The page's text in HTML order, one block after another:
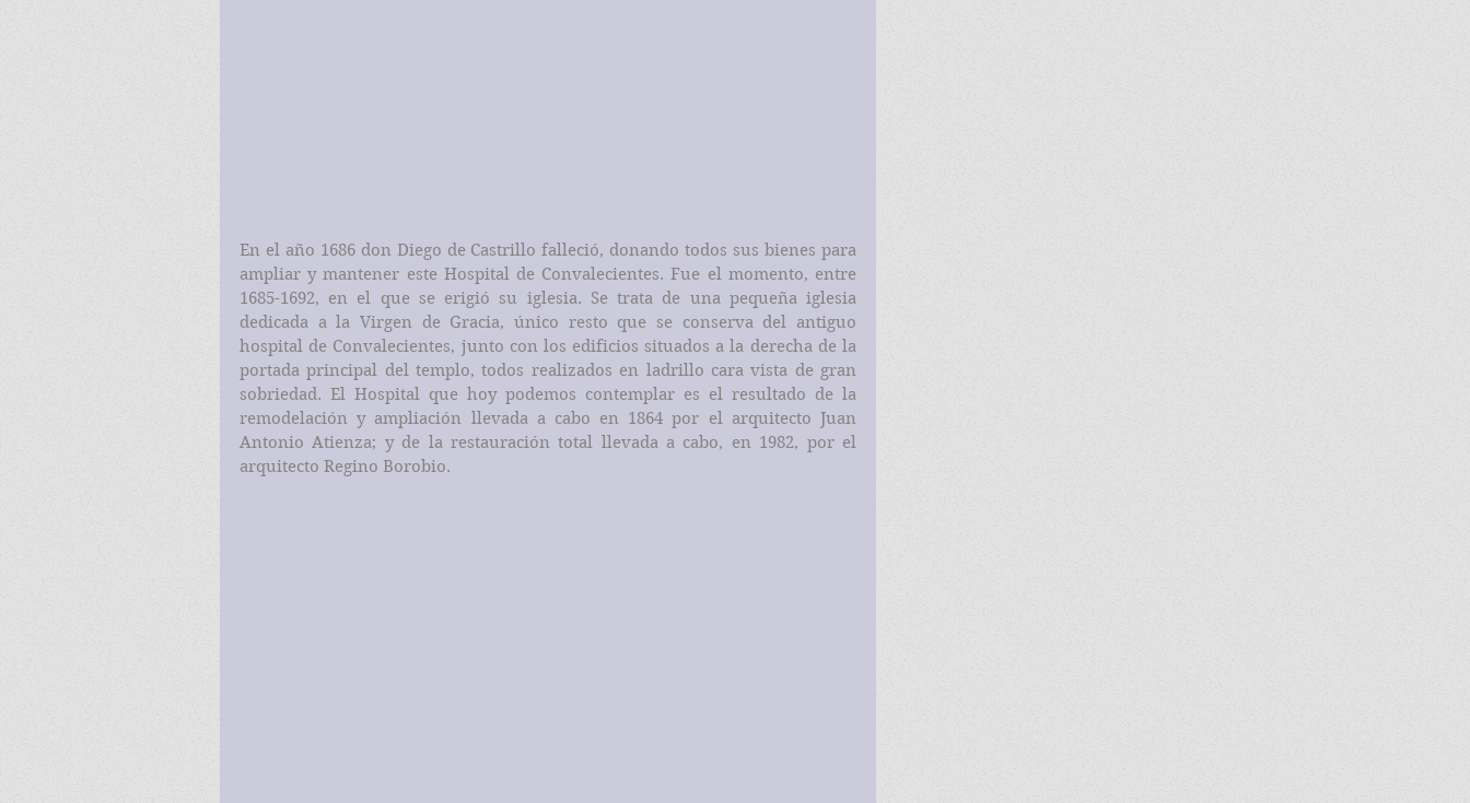
En el año 1686 don Diego de Castrillo falleció, donando todos sus bienes para
ampliar y mantener este Hospital de Convalecientes. Fue el momento, entre
1685-1692, en el que se erigió su iglesia. Se trata de una pequeña iglesia
dedicada a la Virgen de Gracia, único resto que se conserva del antiguo
hospital de Convalecientes, junto con los edificios situados a la derecha de la
portada principal del templo, todos realizados en ladrillo cara vista de gran
sobriedad. El Hospital que hoy podemos contemplar es el resultado de la
remodelación y ampliación llevada a cabo en 1864 por el arquitecto Juan
Antonio Atienza; y de la restauración total llevada a cabo, en 1982, por el
arquitecto Regino Borobio.